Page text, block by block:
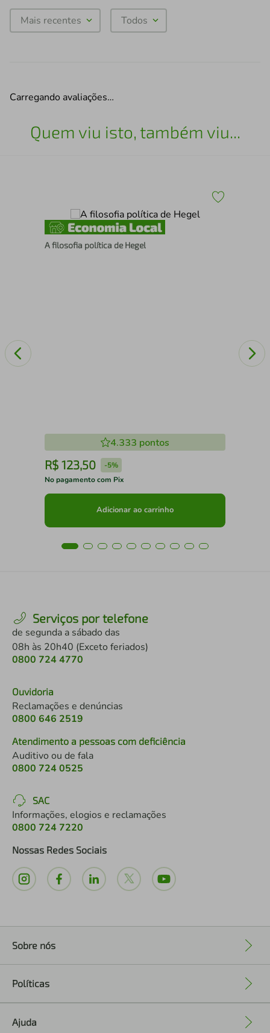
Mais recentes Todos
Carregando avaliações…
Quem viu isto, também viu...
A filosofia política de Hegel
4.333 pontos
R$ 123,50 -5%
No pagamento com Pix
Adicionar ao carrinho
Serviços por telefone
de segunda a sábado das
08h às 20h40 (Exceto feriados)
0800 724 4770
Ouvidoria
Reclamações e denúncias
0800 646 2519
Atendimento a pessoas com deficiência
Auditivo ou de fala
0800 724 0525
SAC
Informações, elogios e reclamações
0800 724 7220
Nossas Redes Sociais
Sobre nós
Políticas
Ajuda